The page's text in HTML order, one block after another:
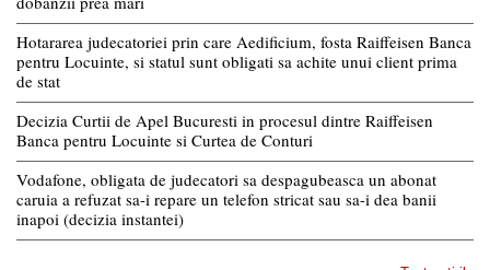
Hotararea judecatoriei prin care Aedificium, fosta Raiffeisen Banca
pentru Locuinte, si statul sunt obligati sa achite unui client prima
de stat
Decizia Curtii de Apel Bucuresti in procesul dintre Raiffeisen
Banca pentru Locuinte si Curtea de Conturi
Vodafone, obligata de judecatori sa despagubeasca un abonat
caruia a refuzat sa-i repare un telefon stricat sau sa-i dea banii
inapoi (decizia instantei)